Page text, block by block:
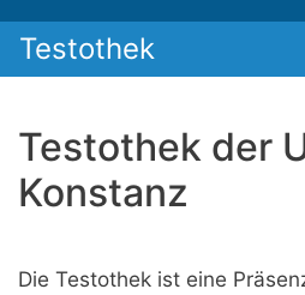
Testothek
Testothek der
Konstanz
Die Testothek ist eine